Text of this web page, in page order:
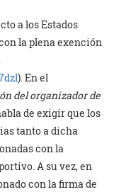
a los Estados
la plena exención
). En el
del organizador de
de exigir que los
tanto a dicha
con la
A su vez, en
con la firma de